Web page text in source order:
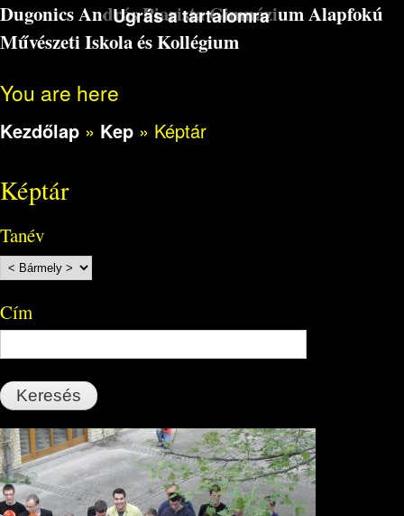
Ugrás a tartalomra
Dugonics András Piarista Gimnázium Alapfokú
Művészeti Iskola és Kollégium
You are here
Kezdőlap » Kep » Képtár
Képtár
Tanév
Cím